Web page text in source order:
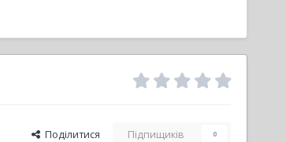
Поділитися Підпищиків 0